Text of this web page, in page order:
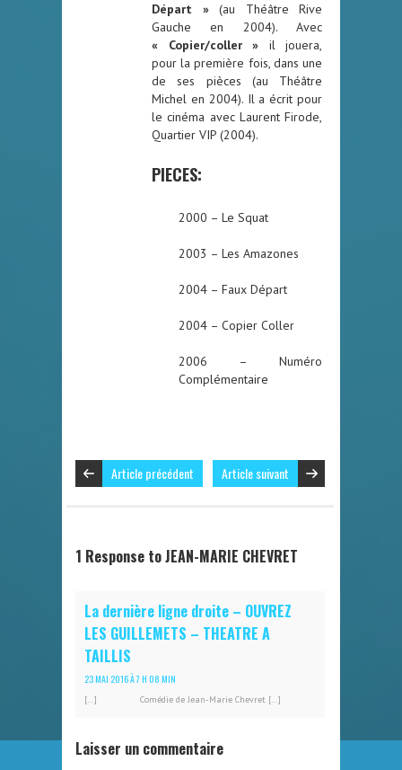
Départ »(au Théâtre Rive
Gauche en 2004). Avec
« Copier/coller » il jouera,
pour la première fois, dans une
de ses pièces (au Théâtre
Michel en 2004). Il a écrit pour
le cinéma avec Laurent Firode,
Quartier VIP (2004).
PIECES:
2000 – Le Squat
2003 – Les Amazones
2004 – Faux Départ
2004 – Copier Coller
2006 – Numéro
Complémentaire
Article précédent Article suivant
1 Response to JEAN-MARIE CHEVRET
La dernière ligne droite – OUVREZ
LES GUILLEMETS – THEATRE A
TAILLIS
23 MAI 2016 À 7 H 08 MIN
[…] Comédie de Jean-Marie Chevret […]
Laisser un commentaire